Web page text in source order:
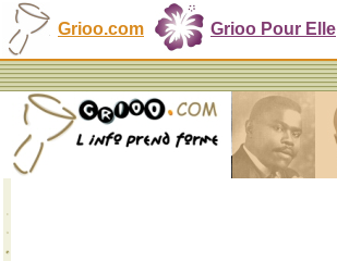
Grioo.com Grioo Pour Elle